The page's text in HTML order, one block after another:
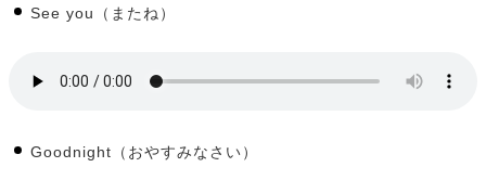
See you（またね）
Goodnight（おやすみなさい）